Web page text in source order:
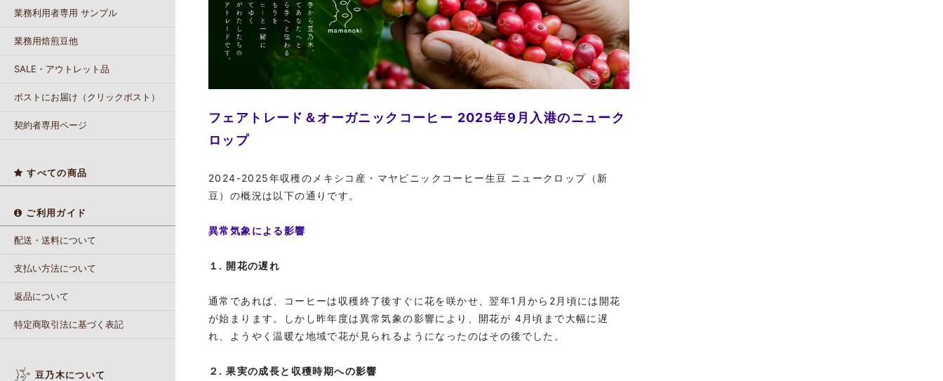
業務利用者専用 サンプル
業務用焙煎豆他
SALE・アウトレット品
ポストにお届け（クリックポスト）
契約者専用ページ
すべての商品
ご利用ガイド
配送・送料について
支払い方法について
返品について
特定商取引法に基づく表記
豆乃木について
フェアトレード＆オーガニックコーヒー 2025年9月入港のニューク
ロップ
2024-2025年収穫のメキシコ産・マヤビニックコーヒー生豆 ニュークロップ（新
豆）の概況は以下の通りです。
異常気象による影響
１. 開花の遅れ
通常であれば、コーヒーは収穫終了後すぐに花を咲かせ、翌年1月から2月頃には開花
が始まります。しかし昨年度は異常気象の影響により、開花が 4月頃まで大幅に遅
れ、ようやく温暖な地域で花が見られるようになったのはその後でした。
２. 果実の成長と収穫時期への影響